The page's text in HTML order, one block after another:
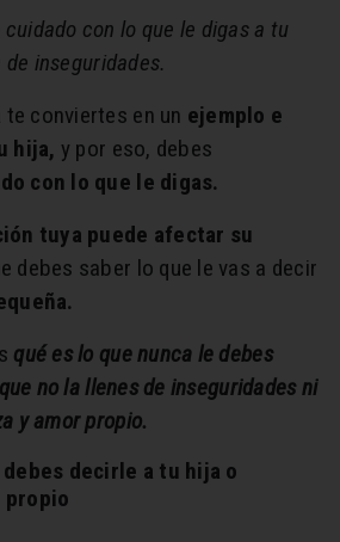
con lo que le digas a tu
inseguridades.
te conviertes en un ejemplo e
hija, y por eso, debes
con lo que le digas.
tuya puede afectar su
debes saber lo que le vas a decir
qué es lo que nunca le debes
no la llenes de inseguridades ni
y amor propio.
decirle a tu hija o
propio